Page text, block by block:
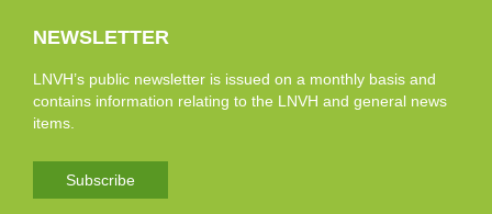
NEWSLETTER
LNVH’s public newsletter is issued on a monthly basis and
contains information relating to the LNVH and general news
items.
Subscribe